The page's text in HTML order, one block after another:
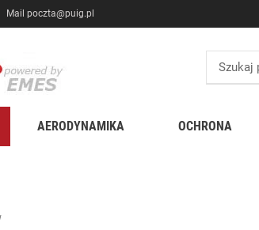
Mail poczta@puig.pl
AERODYNAMIKA OCHRONA